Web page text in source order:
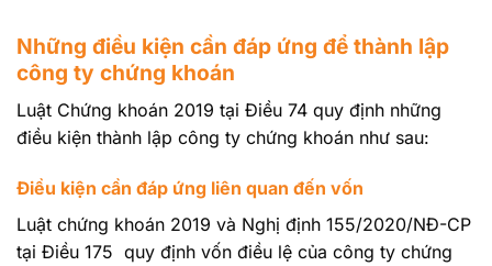
Những điều kiện cần đáp ứng để thành lập
công ty chứng khoán
Luật Chứng khoán 2019 tại Điều 74 quy định những
điều kiện thành lập công ty chứng khoán như sau:
Điều kiện cần đáp ứng liên quan đến vốn
Luật chứng khoán 2019 và Nghị định 155/2020/NĐ-CP
tại Điều 175 quy định vốn điều lệ của công ty chứng